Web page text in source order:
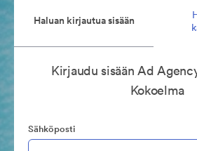
Haluan kirjautua sisään
Kirjaudu sisään Ad
Kokoelma
Sähköposti